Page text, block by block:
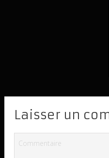
Laisser un